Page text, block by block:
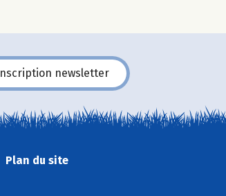
Inscription newsletter
Plan du site